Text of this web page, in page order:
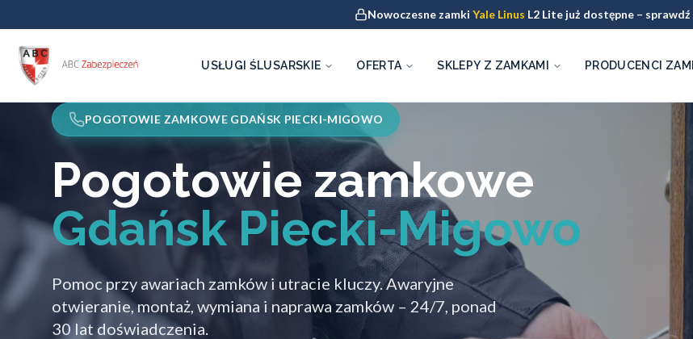
Nowoczesne zamki Yale Linus L2 Lite już dostępne –
USŁUGI ŚLUSARSKIE OFERTA SKLEPY Z ZAMKAMI PRODUCENCI
POGOTOWIE ZAMKOWE GDAŃSK PIECKI-MIGOWO
Pogotowie zamkowe
Gdańsk Piecki-Migowo
Pomoc przy awariach zamków i utracie kluczy. Awaryjne
otwieranie, montaż, wymiana i naprawa zamków – 24/7, ponad
30 lat doświadczenia.